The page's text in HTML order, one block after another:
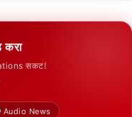
करा
सकट!
Audio News